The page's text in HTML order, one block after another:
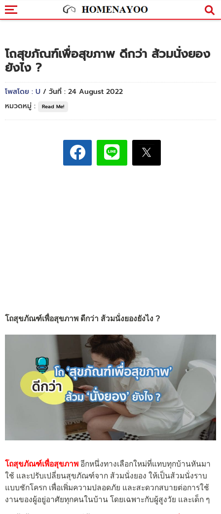
โถสุขภัณฑ์เพื่อสุขภาพ ดีกว่า ส้วมนั่งยอง
ยังไง ?
โพสโดย : U / วันที่ : 24 August 2022
หมวดหมู่ :
Read Me!
โถสุขภัณฑ์เพื่อสุขภาพ ดีกว่า ส้วมนั่งยองยังไง ?
โถสุขภัณฑ์เพื่อสุขภาพ อีกหนึ่งทางเลือกใหม่ที่แทบทุกบ้านหันมา
ใช้ และปรับเปลี่ยนสุขภัณฑ์จาก ส้วมนั่งยอง ให้เป็นส้วมนั่งราบ
แบบชักโครก เพื่อเพิ่มความปลอดภัย และสะดวกสบายต่อการใช้
งานของผู้อยู่อาศัยทุกคนในบ้าน โดยเฉพาะกับผู้สูงวัย และเด็ก ๆ